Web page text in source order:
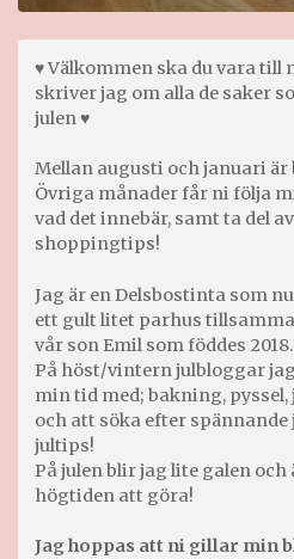
♥ Välkommen ska du vara till
skriver jag om alla de saker
julen ♥
Mellan augusti och januari är
Övriga månader får ni följa
vad det innebär, samt ta del
shoppingtips!
Jag är en Delsbostinta som
ett gult litet parhus
vår son Emil som föddes 2018.
På höst/vintern julbloggar
min tid med; bakning,
och att söka efter
jultips!
På julen blir jag lite galen
högtiden att göra!
Jag hoppas att ni gillar min